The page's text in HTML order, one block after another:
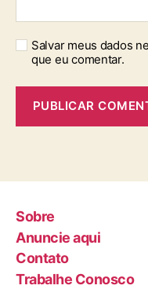
Salvar meus dados
que eu comentar.
Sobre
Anuncie aqui
Contato
Trabalhe Conosco